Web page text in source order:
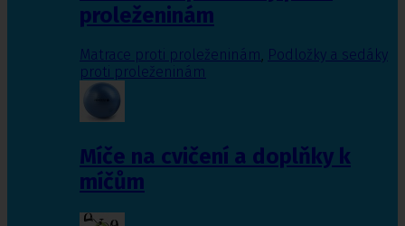
proleženinám
Matrace proti proleženinám, Podložky a sedáky
proti proleženinám
Míče na cvičení a doplňky k
míčům